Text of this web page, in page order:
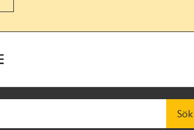
Sök